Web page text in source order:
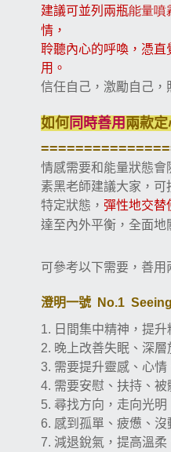
建議可並列兩瓶能量噴
情，
聆聽內心的呼喚，憑
用。
信任自己，激勵自己，
如何 同時善用 兩款定
情感需要和能量狀態會
素黑老師建議大家，可
特定狀態， 彈性地交替
達至內外平衡，全面地
可參考以下需要，善用
澄明一號No.1
1. 日間集中精神，提
2. 晚上改善失眠、深層
3. 需要提升靈感、心
4. 需要安慰、扶持、
5. 尋找方向，走向光明
6. 感到孤單、疲憊、
7. 減退銳氣，提高溫